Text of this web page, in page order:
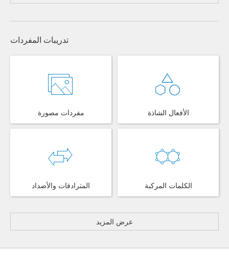
تدريبات المفردات
مفردات مصورة الأفعال الشاذة
المترادفات والأضداد الكلمات المركبة
عرض المزيد